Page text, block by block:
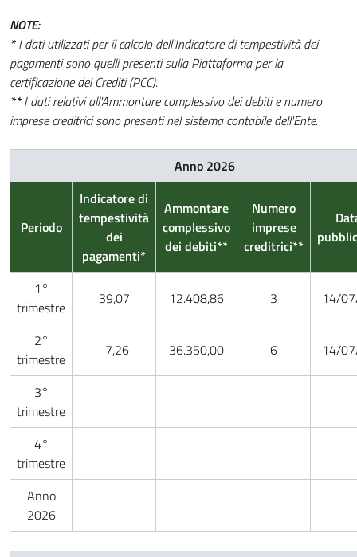
NOTE:
*I dati utilizzati per il calcolo dell'Indicatore di tempestività dei
pagamenti sono quelli presenti sulla Piattaforma per la
certificazione dei Crediti (PCC).
**I dati relativi all'Ammontare complessivo dei debiti e numero
imprese creditrici sono presenti nel sistema contabile dell'Ente.
Anno 2026
Periodo
Indicatore di
tempestività
dei
pagamenti*
Ammontare
complessivo
dei debiti**
Numero
imprese
creditrici**
1°
trimestre
39,07 12.408,86 3 14/
2°
trimestre
-7,26 36.350,00 6 14/
3°
trimestre
4°
trimestre
Anno
2026